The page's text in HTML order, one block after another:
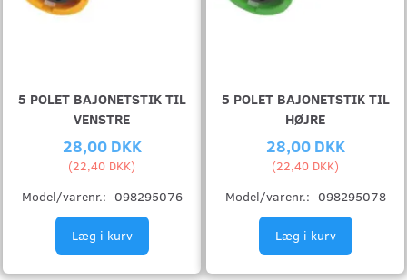
5 POLET BAJONETSTIK TIL
VENSTRE
28,00 DKK
(22,40 DKK)
Model/varenr.: 098295076
Læg i kurv
5 POLET BAJONETSTIK TIL
HØJRE
28,00 DKK
(22,40 DKK)
Model/varenr.: 098295078
Læg i kurv